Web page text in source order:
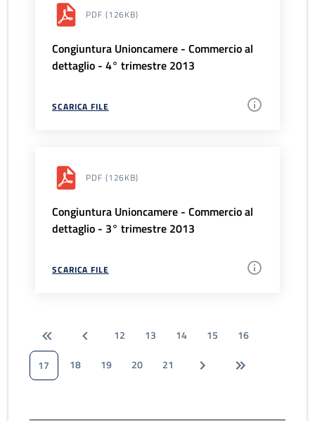
PDF (126KB)
Congiuntura Unioncamere - Commercio al
dettaglio - 4° trimestre 2013
SCARICA FILE
PDF (126KB)
Congiuntura Unioncamere - Commercio al
dettaglio - 3° trimestre 2013
SCARICA FILE
12 13 14 15
16
17
18 19 20 21